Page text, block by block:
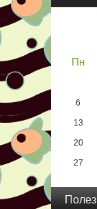
Пн
6
13
20
27